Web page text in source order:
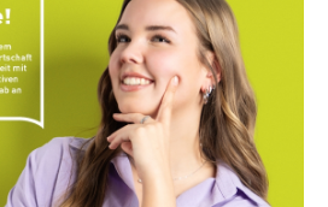
Mein Kundenportal